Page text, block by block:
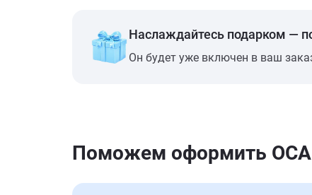
Наслаждайтесь подарком —
Он будет уже включен в ваш
Поможем оформить